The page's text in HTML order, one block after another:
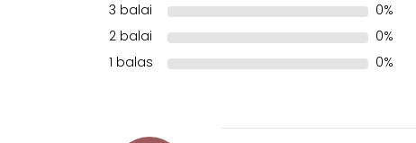
3 balai
0%
2 balai
0%
1 balas
0%